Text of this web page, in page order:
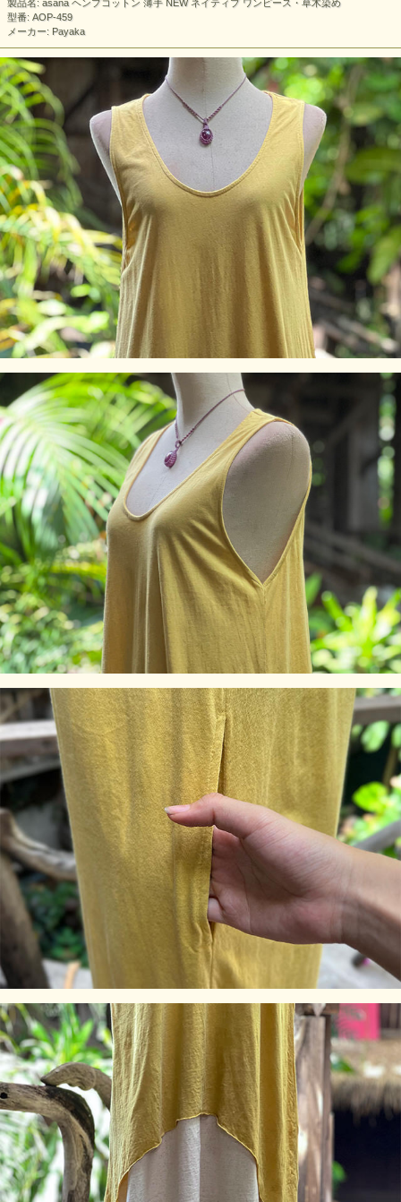
製品名: asana ヘンプコットン 薄手 NEW ネイティブ ワンピース・草木染め
型番: AOP-459
メーカー: Payaka